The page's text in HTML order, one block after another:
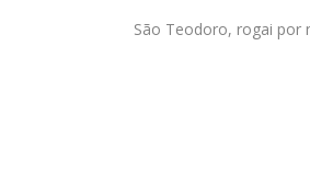
São Teodoro, rogai por